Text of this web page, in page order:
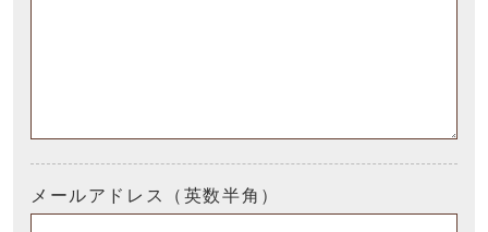
メールアドレス（英数半角）